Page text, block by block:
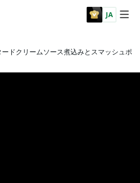
JA
ドクリームソース煮込みとスマッシュポ